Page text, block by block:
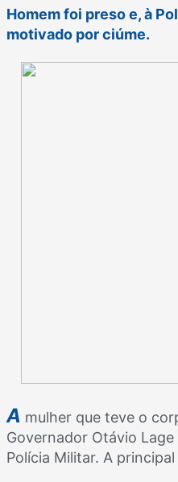
Homem foi preso e, à
motivado por ciúme.
A mulher que teve o
Governador Otávio
Polícia Militar. A